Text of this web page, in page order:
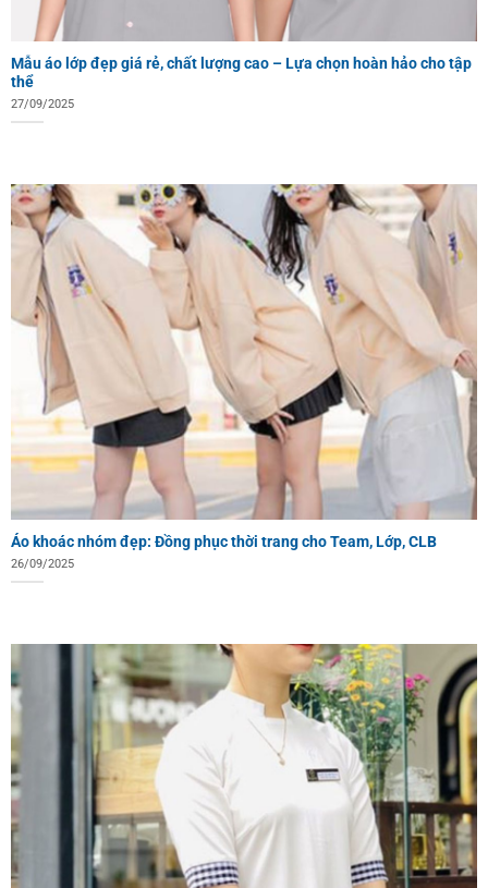
Mẫu áo lớp đẹp giá rẻ, chất lượng cao – Lựa chọn hoàn hảo cho tập
thể
27/09/2025
Áo khoác nhóm đẹp: Đồng phục thời trang cho Team, Lớp, CLB
26/09/2025